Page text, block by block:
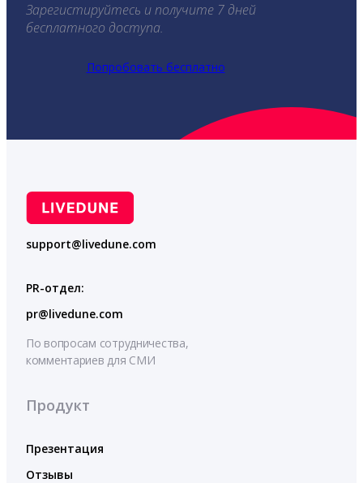
Зарегистируйтесь и получите 7 дней
бесплатного доступа.
Попробовать бесплатно
support@livedune.com
PR-отдел:
pr@livedune.com
По вопросам сотрудничества,
комментариев для СМИ
Продукт
Презентация
Отзывы